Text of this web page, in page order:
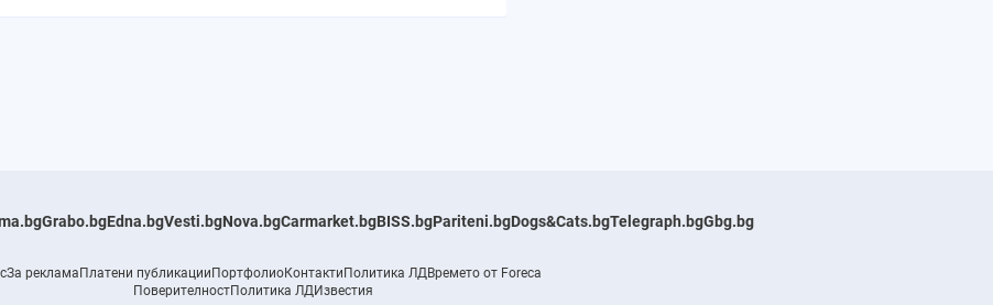
Grabo.bgEdna.bgVesti.bgNova.bgCarmarket.bgBISS.bgPariteni.bgDogs&Cats.bgTelegraph.bgGbg.bg
За рекламаПлатени публикацииПортфолиоКонтактиПолитика ЛДВремето от Foreca
ПоверителностПолитика ЛДИзвестия